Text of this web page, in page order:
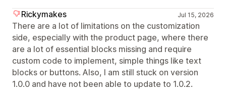
Rickymakes Jul 15, 2026
There are a lot of limitations on the customization
side, especially with the product page, where there
are a lot of essential blocks missing and require
custom code to implement, simple things like text
blocks or buttons. Also, I am still stuck on version
1.0.0 and have not been able to update to 1.0.2.